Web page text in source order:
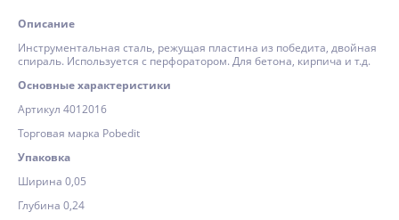
Описание
Инструментальная сталь, режущая пластина из победита, двойная
спираль. Используется с перфоратором. Для бетона, кирпича и т.д.
Основные характеристики
Артикул 4012016
Торговая марка Pobedit
Упаковка
Ширина 0,05
Глубина 0,24